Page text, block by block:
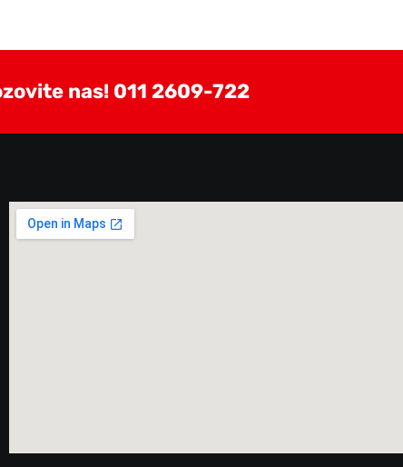
nas! 011 2609-722